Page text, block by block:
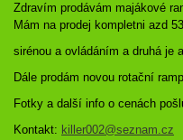
Zdravím prodávám majákové
Mám na prodej kompletni azd
sirénou a ovládáním a druhá je
Dále prodám novou rotační
Fotky a další info o cenách
Kontakt: killer002@seznam.cz